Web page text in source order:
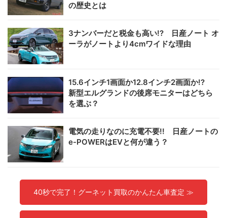
の歴史とは
3ナンバーだと税金も高い!? 日産ノート オ
ーラがノートより4cmワイドな理由
15.6インチ1画面か12.8インチ2画面か!?
新型エルグランドの後席モニターはどちら
を選ぶ？
電気の走りなのに充電不要!! 日産ノートの
e-POWERはEVと何が違う？
40秒で完了！グーネット買取のかんたん車査定 ≫